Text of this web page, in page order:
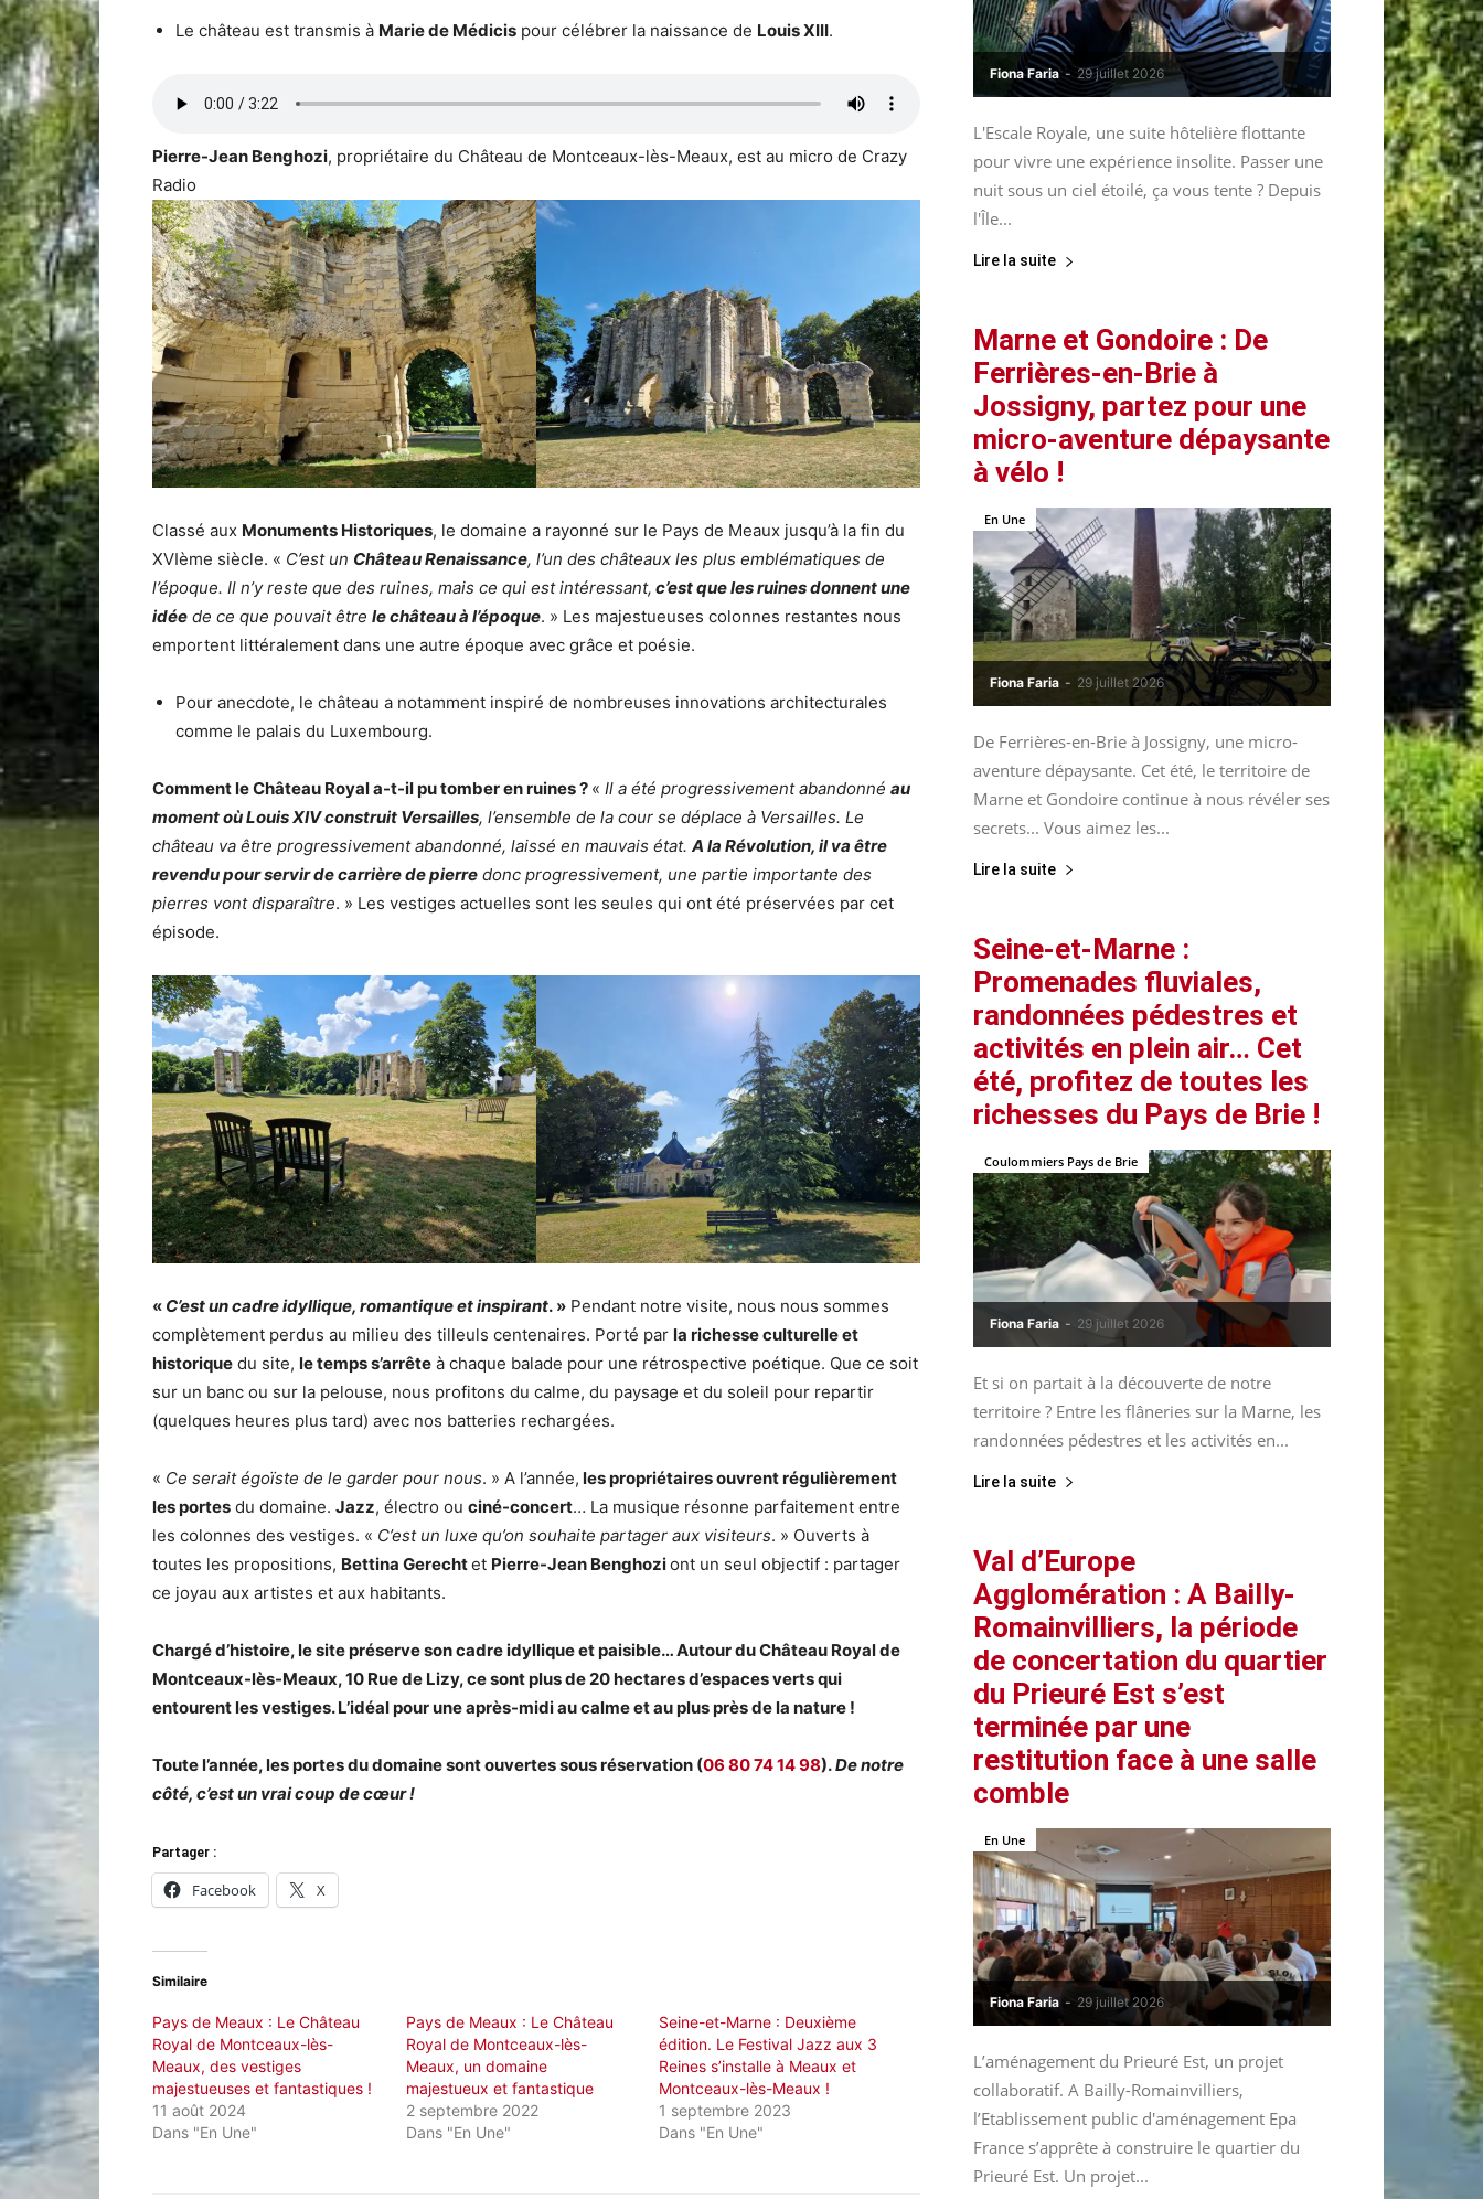
Le château est transmis à Marie de Médicis pour célébrer la naissance de Louis XIII.
Pierre-Jean Benghozi, propriétaire du Château de Montceaux-lès-Meaux, est au micro de Crazy
Radio
Classé aux Monuments Historiques, le domaine a rayonné sur le Pays de Meaux jusqu’à la fin du
XVIème siècle. « C’est un Château Renaissance, l’un des châteaux les plus emblématiques de
l’époque. Il n’y reste que des ruines, mais ce qui est intéressant, c’est que les ruines donnent une
idée de ce que pouvait être le château à l’époque. » Les majestueuses colonnes restantes nous
emportent littéralement dans une autre époque avec grâce et poésie.
Pour anecdote, le château a notamment inspiré de nombreuses innovations architecturales
comme le palais du Luxembourg.
Comment le Château Royal a-t-il pu tomber en ruines ? « Il a été progressivement abandonné au
moment où Louis XIV construit Versailles, l’ensemble de la cour se déplace à Versailles. Le
château va être progressivement abandonné, laissé en mauvais état. A la Révolution, il va être
revendu pour servir de carrière de pierre donc progressivement, une partie importante des
pierres vont disparaître. » Les vestiges actuelles sont les seules qui ont été préservées par cet
épisode.
« C’est un cadre idyllique, romantique et inspirant. » Pendant notre visite, nous nous sommes
complètement perdus au milieu des tilleuls centenaires. Porté par la richesse culturelle et
historique du site, le temps s’arrête à chaque balade pour une rétrospective poétique. Que ce soit
sur un banc ou sur la pelouse, nous profitons du calme, du paysage et du soleil pour repartir
(quelques heures plus tard) avec nos batteries rechargées.
« Ce serait égoïste de le garder pour nous. » A l’année, les propriétaires ouvrent régulièrement
les portes du domaine. Jazz, électro ou ciné-concert… La musique résonne parfaitement entre
les colonnes des vestiges. « C’est un luxe qu’on souhaite partager aux visiteurs. » Ouverts à
toutes les propositions, Bettina Gerechtet Pierre-Jean Benghoziont un seul objectif : partager
ce joyau aux artistes et aux habitants.
Chargé d’histoire, le site préserve son cadre idyllique et paisible… Autour du Château Royal de
Montceaux-lès-Meaux, 10 Rue de Lizy, ce sont plus de 20 hectares d’espaces verts qui
entourent les vestiges. L’idéal pour une après-midi au calme et au plus près de la nature !
Toute l’année, les portes du domaine sont ouvertes sous réservation (06 80 74 14 98).De notre
côté, c’est un vrai coup de cœur !
Partager :
Facebook X
Similaire
Pays de Meaux : Le Château
Royal de Montceaux-lès-
Meaux, des vestiges
majestueuses et fantastiques !
11 août 2024
Dans "En Une"
Pays de Meaux : Le Château
Royal de Montceaux-lès-
Meaux, un domaine
majestueux et fantastique
2 septembre 2022
Dans "En Une"
Seine-et-Marne : Deuxième
édition. Le Festival Jazz aux 3
Reines s’installe à Meaux et
Montceaux-lès-Meaux !
1 septembre 2023
Dans "En Une"
Fiona Faria - 29 juillet 2026
L'Escale Royale, une suite hôtelière flottante
pour vivre une expérience insolite. Passer une
nuit sous un ciel étoilé, ça vous tente ? Depuis
l'Île...
Lire la suite
Marne et Gondoire : De
Ferrières-en-Brie à
Jossigny, partez pour une
micro-aventure dépaysante
à vélo !
Fiona Faria - 29 juillet 2026
En Une
De Ferrières-en-Brie à Jossigny, une micro-
aventure dépaysante. Cet été, le territoire de
Marne et Gondoire continue à nous révéler ses
secrets... Vous aimez les...
Lire la suite
Seine-et-Marne :
Promenades fluviales,
randonnées pédestres et
activités en plein air… Cet
été, profitez de toutes les
richesses du Pays de Brie !
Fiona Faria - 29 juillet 2026
Coulommiers Pays de Brie
Et si on partait à la découverte de notre
territoire ? Entre les flâneries sur la Marne, les
randonnées pédestres et les activités en...
Lire la suite
Val d’Europe
Agglomération : A Bailly-
Romainvilliers, la période
de concertation du quartier
du Prieuré Est s’est
terminée par une
restitution face à une salle
comble
Fiona Faria - 29 juillet 2026
En Une
L’aménagement du Prieuré Est, un projet
collaboratif. A Bailly-Romainvilliers,
l’Etablissement public d'aménagement Epa
France s’apprête à construire le quartier du
Prieuré Est. Un projet...